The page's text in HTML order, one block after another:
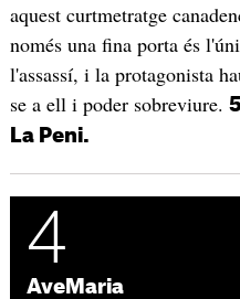
aquest curtmetratge
només una fina porta és
l'assassí, i la protagonista
se a ell i poder sobreviure.
La Peni.
4
AveMaria